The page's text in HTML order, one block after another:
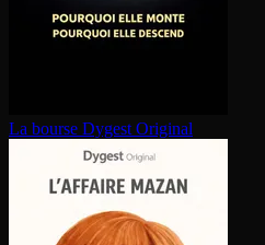
La bourse Dygest Original